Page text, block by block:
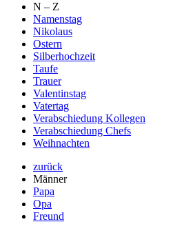
N – Z
Namenstag
Nikolaus
Ostern
Silberhochzeit
Taufe
Trauer
Valentinstag
Vatertag
Verabschiedung Kollegen
Verabschiedung Chefs
Weihnachten
zurück
Männer
Papa
Opa
Freund